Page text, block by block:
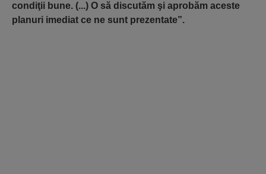
condiţii bune. (...) O să discutăm şi aprobăm aceste
planuri imediat ce ne sunt prezentate”.